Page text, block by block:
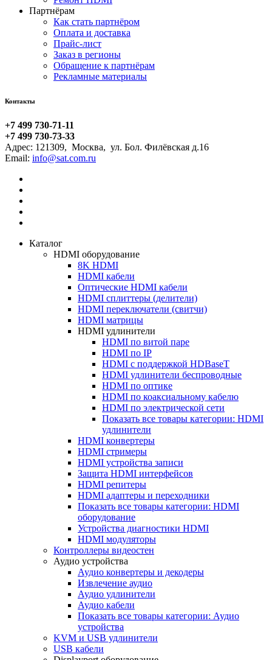
Партнёрам
Как стать партнёром
Оплата и доставка
Прайс-лист
Заказ в регионы
Обращение к партнёрам
Рекламные материалы
Контакты
+7 499 730-71-11
+7 499 730-73-33
Адрес: 121309, Москва, ул. Бол. Филёвская д.16
Email:
Каталог
HDMI оборудование
8K HDMI
HDMI кабели
Оптические HDMI кабели
HDMI сплиттеры (делители)
HDMI переключатели (свитчи)
HDMI матрицы
HDMI удлинители
HDMI по витой паре
HDMI по IP
HDMI с поддержкой HDBaseT
HDMI удлинители беспроводные
HDMI по оптике
HDMI по коаксиальному кабелю
HDMI по электрической сети
Показать все товары категории: HDMI
удлинители
HDMI конвертеры
HDMI стримеры
HDMI устройства записи
Защита HDMI интерфейсов
HDMI репитеры
HDMI адаптеры и переходники
Показать все товары категории: HDMI
оборудование
Устройства диагностики HDMI
HDMI модуляторы
Контроллеры видеостен
Аудио устройства
Аудио конвертеры и декодеры
Извлечение аудио
Аудио удлинители
Аудио кабели
Показать все товары категории: Аудио
устройства
KVM и USB удлинители
USB кабели